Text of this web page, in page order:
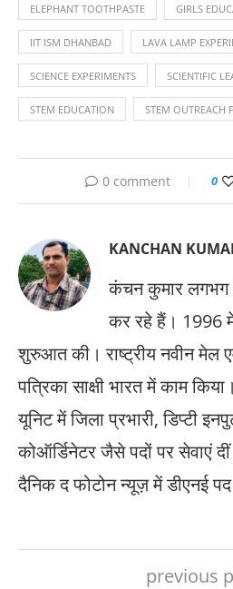
ELEPHANT TOOTHPASTE GIRLS
IIT ISM DHANBAD LAVA LAMP
SCIENCE EXPERIMENTS SCIENTIFIC
STEM EDUCATION STEM OUTREACH
0 comment 0
KANCHAN
कंचन कुमार लगभग
कर रहे हैं। 1996
शुरुआत की। राष्ट्रीय नवीन मेल
पत्रिका साक्षी भारत में काम
यूनिट में जिला प्रभारी, डिप्टी
कोऑर्डिनेटर जैसे पदों पर सेवाएं
दैनिक द फोटोन न्यूज़ में डीएनई पद
previous